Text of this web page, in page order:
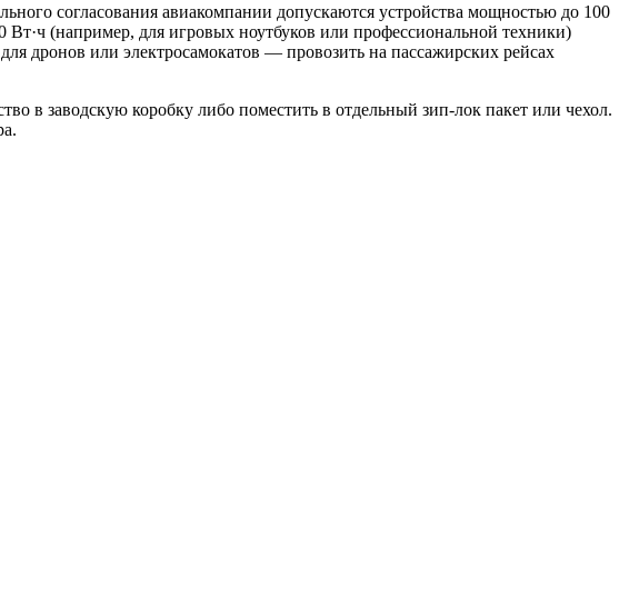
согласования авиакомпании допускаются устройства мощностью до 100
(например, для игровых ноутбуков или профессиональной техники)
дронов или электросамокатов — провозить на пассажирских рейсах
в заводскую коробку либо поместить в отдельный зип-лок пакет или чехол.